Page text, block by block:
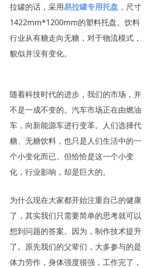
拉罐的话，采用易拉罐专用托盘 ，尺寸
1422mm*1200mm的塑料托盘。饮料
行业从有糖走向无糖，对于物流模式，
貌似并没有变化。
随着科技时代的进步，我们的市场，并
不是一成不变的。汽车市场正在由燃油
车，向新能源车进行变革。人们选择代
糖、无糖饮料，也只是人们生活中的一
个小变化而已。但恰恰是这一个小变
化，行业影响，却是巨大的。
为什么现在大家都开始注重自己的健康
了，其实我们只需要简单的思考就可以
想到问题的答案。因为，制作技术提升
了。原先我们的父辈们，大多参与的是
体力劳作，身体强度很强，工作完了，